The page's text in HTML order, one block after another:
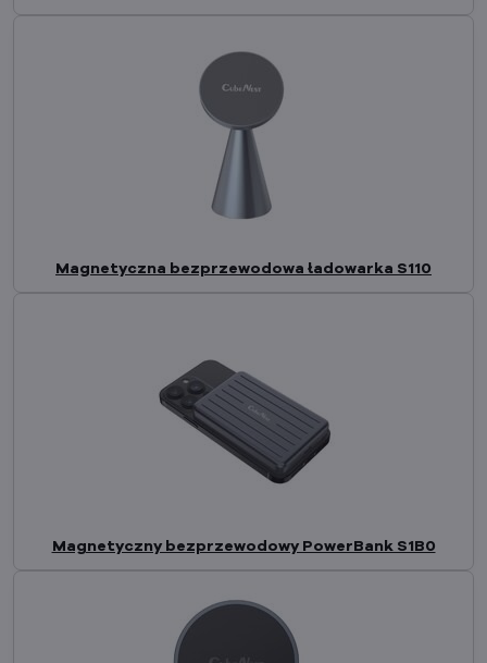
Magnetyczna bezprzewodowa ładowarka S110
Magnetyczny bezprzewodowy PowerBank S1B0